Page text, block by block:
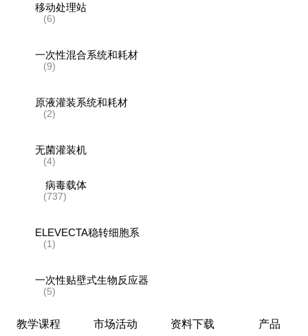
移动处理站
(6)
一次性混合系统和耗材
(9)
原液灌装系统和耗材
(2)
无菌灌装机
(4)
病毒载体
(737)
ELEVECTA稳转细胞系
(1)
一次性贴壁式生物反应器
(5)
生物反应器
教学课程 市场活动 资料下载 产品